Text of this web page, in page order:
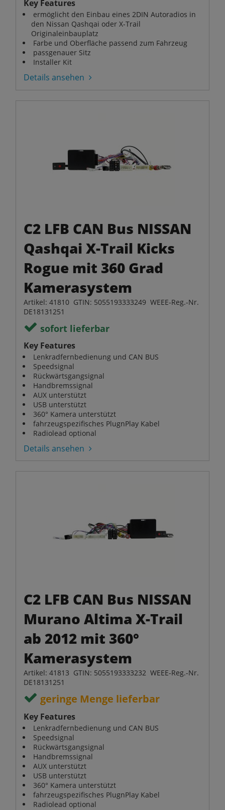
Key Features
ermöglicht den Einbau eines 2DIN Autoradios in
den Nissan Qashqai oder X-Trail
Originaleinbauplatz
Farbe und Oberfläche passend zum Fahrzeug
passgenauer Sitz
Installer Kit
Details ansehen
C2 LFB CAN Bus NISSAN
Qashqai X-Trail Kicks
Rogue mit 360 Grad
Kamerasystem
Artikel: 41810 GTIN: 5055193333249 WEEE-Reg.-Nr.
DE18131251
sofort lieferbar
Key Features
Lenkradfernbedienung und CAN BUS
Speedsignal
Rückwärtsgangsignal
Handbremssignal
AUX unterstützt
USB unterstützt
360° Kamera unterstützt
fahrzeugspezifisches PlugnPlay Kabel
Radiolead optional
Details ansehen
C2 LFB CAN Bus NISSAN
Murano Altima X-Trail
ab 2012 mit 360°
Kamerasystem
Artikel: 41813 GTIN: 5055193333232 WEEE-Reg.-Nr.
DE18131251
geringe Menge lieferbar
Key Features
Lenkradfernbedienung und CAN BUS
Speedsignal
Rückwärtsgangsignal
Handbremssignal
AUX unterstützt
USB unterstützt
360° Kamera unterstützt
fahrzeugspezifisches PlugnPlay Kabel
Radiolead optional